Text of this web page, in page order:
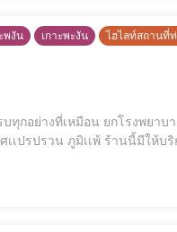
พงัน เกาะพะงัน ไฮไลท์สถานที่
ทุกอย่างที่เหมือน ยกโรงพยา